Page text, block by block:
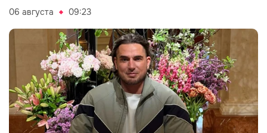
06 августа 09:23